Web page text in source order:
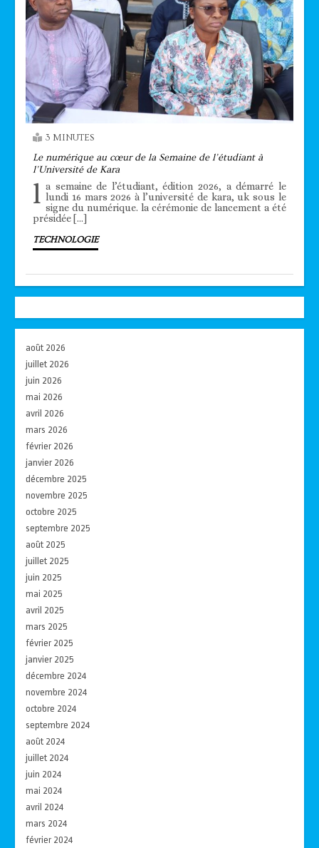
3 MINUTES
Le numérique au cœur de la Semaine de l’étudiant à
l’Université de Kara
l a semaine de l’étudiant, édition 2026, a démarré le
lundi 16 mars 2026 à l’université de kara, uk sous le
signe du numérique. la cérémonie de lancement a été
présidée […]
TECHNOLOGIE
août 2026
juillet 2026
juin 2026
mai 2026
avril 2026
mars 2026
février 2026
janvier 2026
décembre 2025
novembre 2025
octobre 2025
septembre 2025
août 2025
juillet 2025
juin 2025
mai 2025
avril 2025
mars 2025
février 2025
janvier 2025
décembre 2024
novembre 2024
octobre 2024
septembre 2024
août 2024
juillet 2024
juin 2024
mai 2024
avril 2024
mars 2024
février 2024